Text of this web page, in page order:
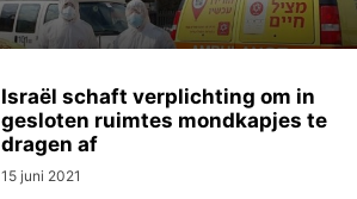
Israël schaft verplichting om in
gesloten ruimtes mondkapjes te
dragen af
15 juni 2021